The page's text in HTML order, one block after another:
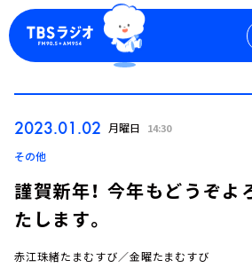
2023.01.02 月曜日 14:30
その他
謹賀新年！ 今年もどうぞよ
たします。
赤江珠緒たまむすび／金曜たまむすび